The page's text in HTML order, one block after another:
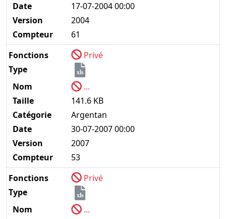
Date
17-07-2004 00:00
Version
2004
Compteur
61
Fonctions
Privé
Type
xls
Nom
...
Taille
141.6 KB
Catégorie
Argentan
Date
30-07-2007 00:00
Version
2007
Compteur
53
Fonctions
Privé
Type
xls
Nom
...